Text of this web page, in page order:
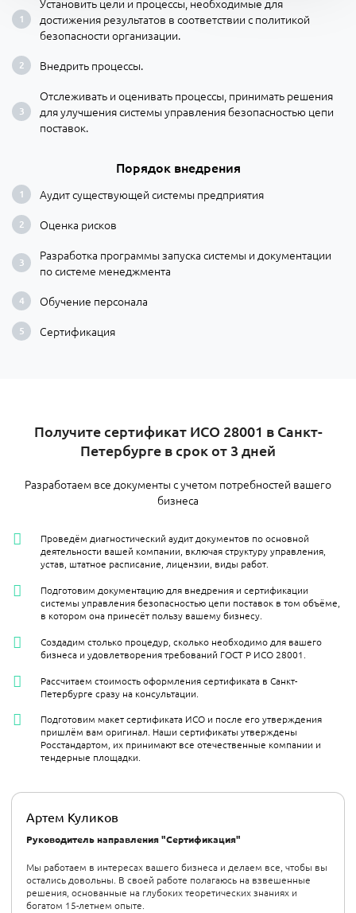
Установить цели и процессы, необходимые для
достижения результатов в соответствии с политикой
безопасности организации.
Внедрить процессы.
Отслеживать и оценивать процессы, принимать решения
для улучшения системы управления безопасностью цепи
поставок.
Порядок внедрения
Аудит существующей системы предприятия
Оценка рисков
Разработка программы запуска системы и документации
по системе менеджмента
Обучение персонала
Сертификация
​Получите сертификат ИСО 28001 в Санкт-
Петербурге в срок от 3 дней
Разработаем все документы с учетом потребностей вашего
бизнеса
Артем Куликов
Руководитель направления "Сертификация"
Мы работаем в интересах вашего бизнеса и делаем все, чтобы вы
остались довольны. В своей работе полагаюсь на взвешенные
решения, основанные на глубоких теоретических знаниях и
богатом 15-летнем опыте.
Проведём диагностический аудит документов по основной
деятельности вашей компании, включая структуру управления,
устав, штатное расписание, лицензии, виды работ.
Подготовим документацию для внедрения и сертификации
системы управления безопасностью цепи поставок в том объёме,
в котором она принесёт пользу вашему бизнесу.
Создадим столько процедур, сколько необходимо для вашего
бизнеса и удовлетворения требований ГОСТ Р ИСО 28001.
Рассчитаем стоимость оформления сертификата в Санкт-
Петербурге сразу на консультации.
Подготовим макет сертификата ИСО и после его утверждения
пришлём вам оригинал. Наши сертификаты утверждены
Росстандартом, их принимают все отечественные компании и
тендерные площадки.